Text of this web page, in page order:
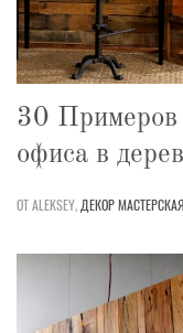
30 Примеров
офиса в
ОТ ALEKSEY, ДЕКОРМАСТЕРСКАЯ